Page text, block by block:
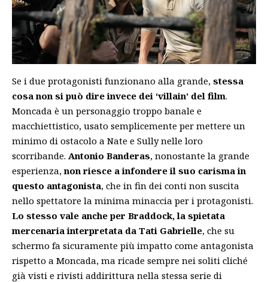
Se i due protagonisti funzionano alla grande, stessa
cosa non si può dire invece dei ‘villain’ del film.
Moncada è un personaggio troppo banale e
macchiettistico, usato semplicemente per mettere un
minimo di ostacolo a Nate e Sully nelle loro
scorribande. Antonio Banderas, nonostante la grande
esperienza,non riesce a infondere il suo carisma in
questo antagonista, che in fin dei conti non suscita
nello spettatore la minima minaccia per i protagonisti.
Lo stesso vale anche per Braddock, la spietata
mercenaria interpretata da Tati Gabrielle, che su
schermo fa sicuramente più impatto come antagonista
rispetto a Moncada, ma ricade sempre nei soliti cliché
già visti e rivisti addirittura nella stessa serie di